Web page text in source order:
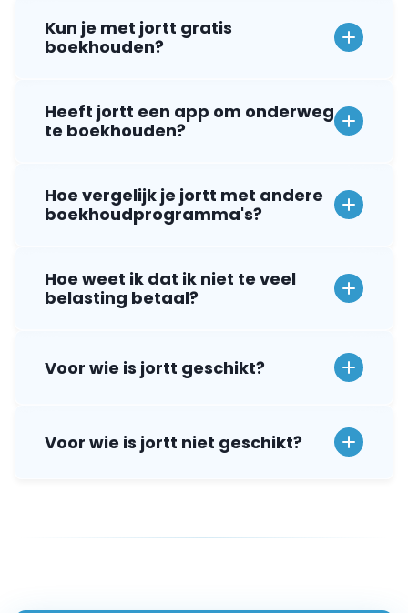
Kun je met jortt gratis
boekhouden?
Heeft jortt een app om onderweg
te boekhouden?
Hoe vergelijk je jortt met andere
boekhoudprogramma's?
Hoe weet ik dat ik niet te veel
belasting betaal?
Voor wie is jortt geschikt?
Voor wie is jortt niet geschikt?